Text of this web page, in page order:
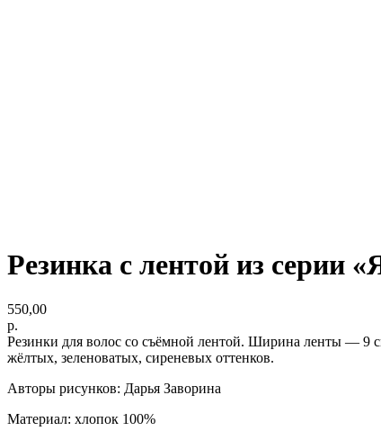
Резинка с лентой из серии
550,00
р.
Резинки для волос со съёмной лентой. Ширина ленты — 9
жёлтых, зеленоватых, сиреневых оттенков.
Авторы рисунков: Дарья Заворина
Материал: хлопок 100%